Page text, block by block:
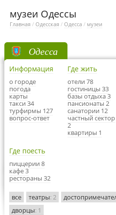
музеи Одессы
Главная / Одесская / Одесса / музеи
Одесса
Информация
о городе
погода
карты
такси 34
турфирмы 127
вопрос-ответ
Где жить
отели 78
гостиницы 33
базы отдыха 3
пансионаты 2
санатории 12
частный сектор
2
квартиры 1
Где поесть
пиццерии 8
кафе 3
рестораны 32
все театры: 2
дворцы: 1